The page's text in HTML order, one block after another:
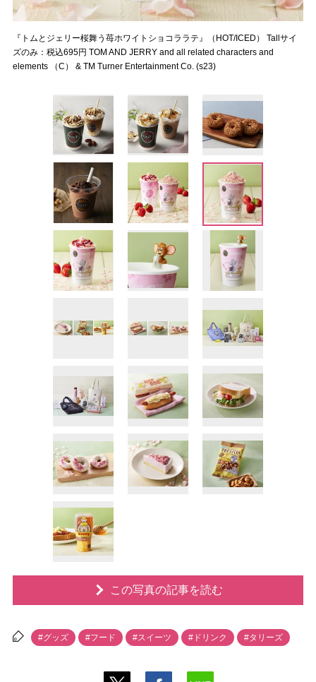
『トムとジェリー桜舞う苺ホワイトショコララテ』（HOT/ICED） Tallサイ
ズのみ：税込695円 TOM AND JERRY and all related characters and
elements （C） & TM Turner Entertainment Co. (s23)
この写真の記事を読む
#グッズ #フード #スイーツ #ドリンク #タリーズ